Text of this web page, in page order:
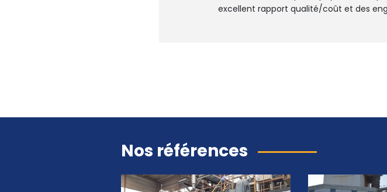
excellent rapport qualité/coût et des
Nos références